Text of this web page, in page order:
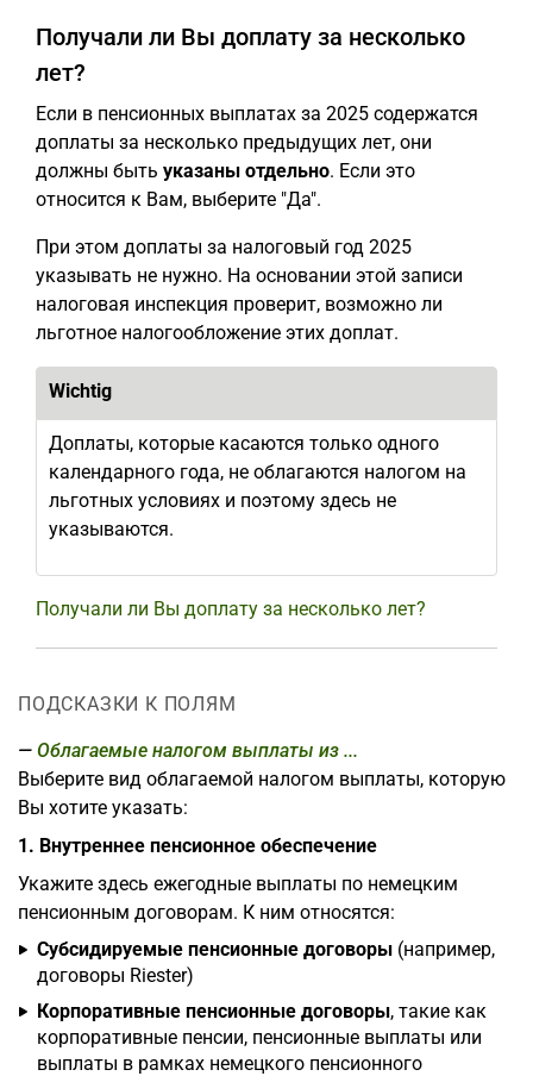
Получали ли Вы доплату за несколько
лет?
Если в пенсионных выплатах за 2025 содержатся
доплаты за несколько предыдущих лет, они
должны быть указаны отдельно. Если это
относится к Вам, выберите "Да".
При этом доплаты за налоговый год 2025
указывать не нужно. На основании этой записи
налоговая инспекция проверит, возможно ли
льготное налогообложение этих доплат.
Wichtig
Доплаты, которые касаются только одного
календарного года, не облагаются налогом на
льготных условиях и поэтому здесь не
указываются.
Получали ли Вы доплату за несколько лет?
ПОДСКАЗКИ К ПОЛЯМ
Облагаемые налогом выплаты из ...
Выберите вид облагаемой налогом выплаты, которую
Вы хотите указать:
1. Внутреннее пенсионное обеспечение
Укажите здесь ежегодные выплаты по немецким
пенсионным договорам. К ним относятся:
Субсидируемые пенсионные договоры (например,
договоры Riester)
Корпоративные пенсионные договоры, такие как
корпоративные пенсии, пенсионные выплаты или
выплаты в рамках немецкого пенсионного